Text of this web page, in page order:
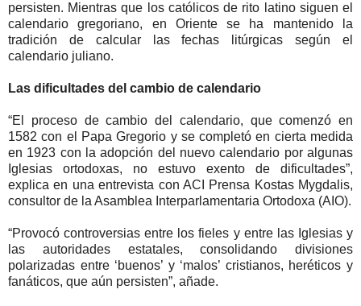
persisten. Mientras que los católicos de rito latino siguen el
calendario gregoriano, en Oriente se ha mantenido la
tradición de calcular las fechas litúrgicas según el
calendario juliano.
Las dificultades del cambio de calendario
“El proceso de cambio del calendario, que comenzó en
1582 con el Papa Gregorio y se completó en cierta medida
en 1923 con la adopción del nuevo calendario por algunas
Iglesias ortodoxas, no estuvo exento de dificultades”,
explica en una entrevista con ACI Prensa Kostas Mygdalis,
consultor de la Asamblea Interparlamentaria Ortodoxa (AIO).
“Provocó controversias entre los fieles y entre las Iglesias y
las autoridades estatales, consolidando divisiones
polarizadas entre ‘buenos’ y ‘malos’ cristianos, heréticos y
fanáticos, que aún persisten”, añade.